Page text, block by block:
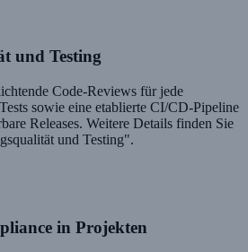
und Testing
Code-Reviews für jede
sowie eine etablierte CI/CD-Pipeline
Releases. Weitere Details finden Sie
und Testing".
in Projekten